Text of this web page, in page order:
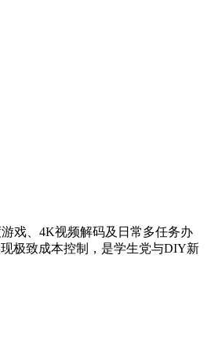
戏、4K视频解码及日常多任务办
极致成本控制，是学生党与DIY新